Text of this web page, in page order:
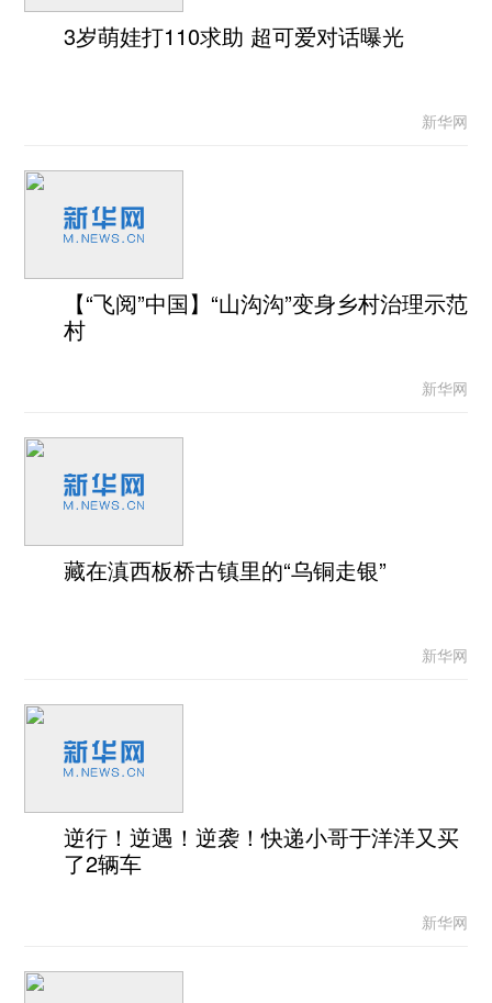
3岁萌娃打110求助 超可爱对话曝光
新华网
【“飞阅”中国】“山沟沟”变身乡村治理示范
村
新华网
藏在滇西板桥古镇里的“乌铜走银”
新华网
逆行！逆遇！逆袭！快递小哥于洋洋又买
了2辆车
新华网